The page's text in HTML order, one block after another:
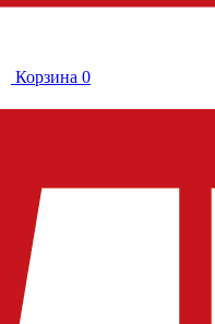
Корзина 0